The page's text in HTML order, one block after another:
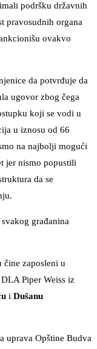
podršku državnih
pravosudnih organa
ovakvo
da potvrđuje da
ugovor zbog čega
koji se vodi u
u iznosu od 66
na najbolji mogući
jer nismo popustili
da se
građanina
čine zaposleni u
Piper Weiss iz
i Dušanu
uprava Opštine Budva